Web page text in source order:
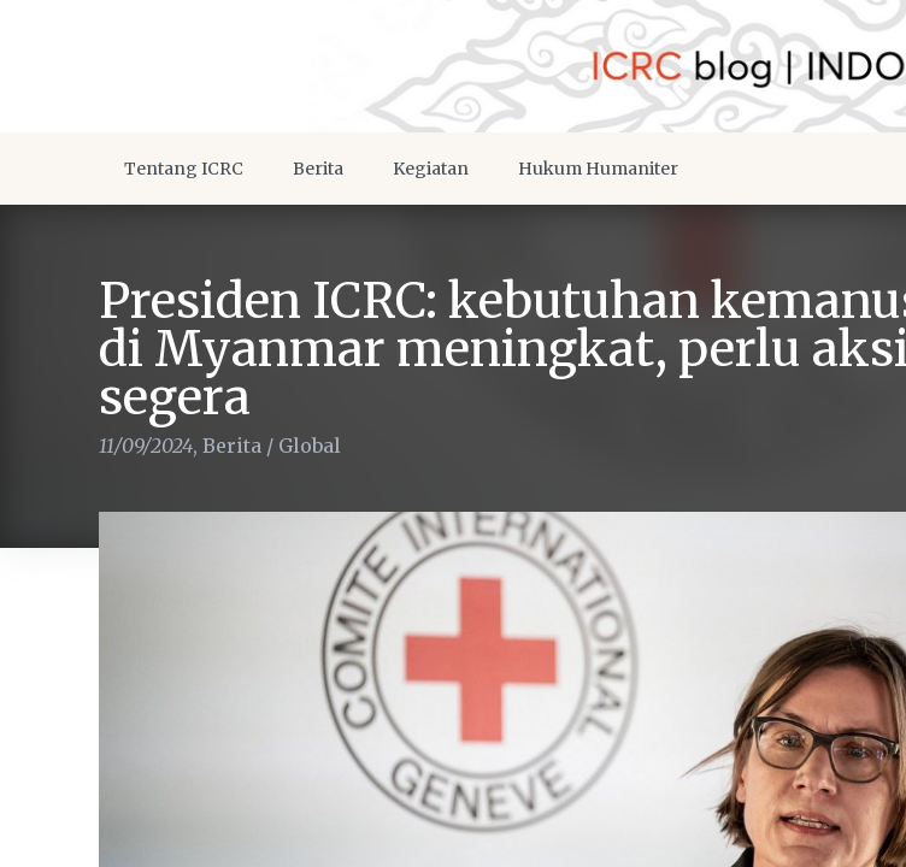
Tentang ICRC Berita Kegiatan Hukum Humaniter
Presiden ICRC: kebutuhan
di Myanmar meningkat, perlu
segera
11/09/2024, Berita / Global